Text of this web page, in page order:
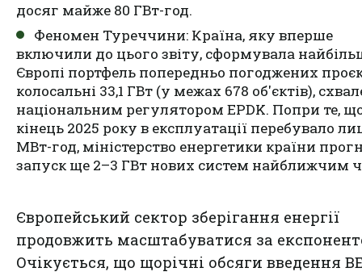
досяг майже 80 ГВт-год.
Феномен Туреччини: Країна, яку вперше
включили до цього звіту, сформувала
Європі портфель попередньо погоджених
колосальні 33,1 ГВт (у межах 678 об'єктів),
національним регулятором EPDK. Попри те,
кінець 2025 року в експлуатації перебувало
МВт-год, міністерство енергетики країни
запуск ще 2–3 ГВт нових систем найближчим
Європейський сектор зберігання енергії
продовжить масштабуватися за
Очікується, що щорічні обсяги введення